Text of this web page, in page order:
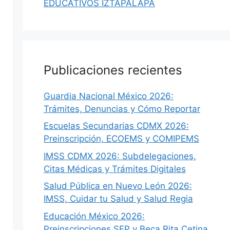
EDUCATIVOS IZTAPALAPA
Publicaciones recientes
Guardia Nacional México 2026:
Trámites, Denuncias y Cómo Reportar
Escuelas Secundarias CDMX 2026:
Preinscripción, ECOEMS y COMIPEMS
IMSS CDMX 2026: Subdelegaciones,
Citas Médicas y Trámites Digitales
Salud Pública en Nuevo León 2026:
IMSS, Cuidar tu Salud y Salud Regia
Educación México 2026: